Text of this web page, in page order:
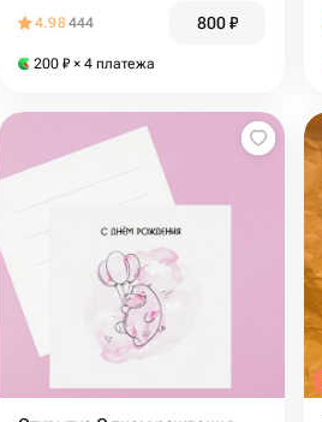
4.98444 800₽
200 ₽ × 4 платежа